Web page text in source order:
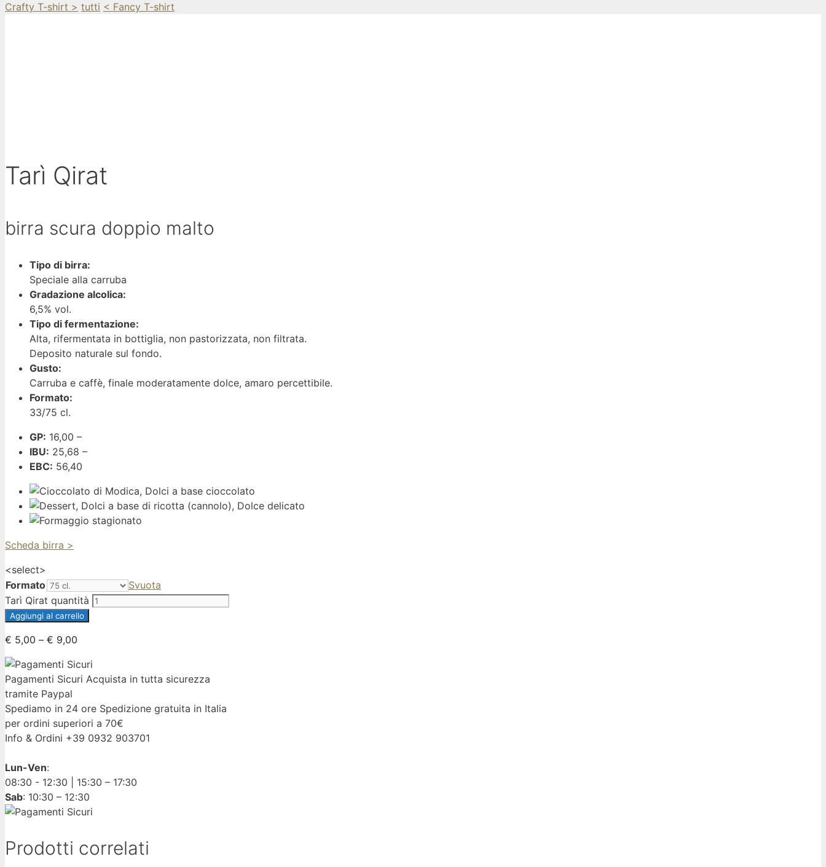
Crafty T-shirt > tutti < Fancy T-shirt
Tarì Qirat
birra scura doppio malto
Tipo di birra:
Speciale alla carruba
Gradazione alcolica:
6,5% vol.
Tipo di fermentazione:
Alta, rifermentata in bottiglia, non pastorizzata, non filtrata.
Deposito naturale sul fondo.
Gusto:
Carruba e caffè, finale moderatamente dolce, amaro percettibile.
Formato:
33/75 cl.
GP: 16,00 –
IBU: 25,68 –
EBC: 56,40
Scheda birra >
<select>
Formato
Svuota
Tarì Qirat quantità
Aggiungi al carrello
€ 5,00 – € 9,00
Pagamenti Sicuri Acquista in tutta sicurezza
tramite Paypal
Spediamo in 24 ore Spedizione gratuita in Italia
per ordini superiori a 70€
Info & Ordini +39 0932 903701
Lun-Ven:
08:30 - 12:30 | 15:30 – 17:30
Sab: 10:30 – 12:30
Prodotti correlati